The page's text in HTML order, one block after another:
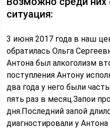
ситуация:
3 июня 2017 года в наш
обратилась Ольга
Антона был алкоголизм
поступления Антону
два года у него были
пять раз в месяц.Запои
дня.Последний запой
диагностировали у